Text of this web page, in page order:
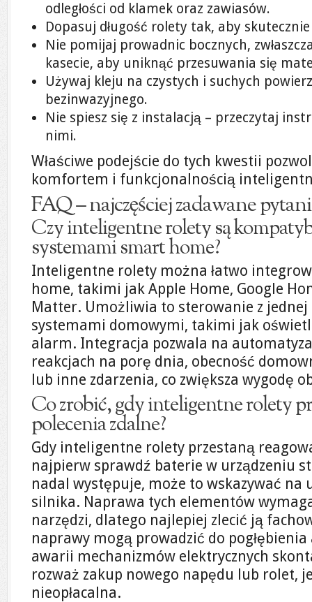
odległości od klamek oraz zawiasów.
Dopasuj długość rolety tak, aby skutecznie
Nie pomijaj prowadnic bocznych,
kasecie, aby uniknąć przesuwania się
Używaj kleju na czystych i suchych
bezinwazyjnego.
Nie spiesz się z instalacją – przeczytaj
nimi.
Właściwe podejście do tych kwestii
komfortem i funkcjonalnością
FAQ – najczęściej zadawane
Czy inteligentne rolety są
systemami smart home?
Inteligentne rolety można łatwo
home, takimi jak Apple Home, Google
Matter. Umożliwia to sterowanie z
systemami domowymi, takimi jak
alarm. Integracja pozwala na
reakcjach na porę dnia, obecność
lub inne zdarzenia, co zwiększa wygodę
Co zrobić, gdy inteligentne rolety
polecenia zdalne?
Gdy inteligentne rolety przestaną
najpierw sprawdź baterie w urządzeniu
nadal występuje, może to wskazywać na
silnika. Naprawa tych elementów
narzędzi, dlatego najlepiej zlecić ją
naprawy mogą prowadzić do
awarii mechanizmów elektrycznych
rozważ zakup nowego napędu lub rolet,
nieopłacalna.